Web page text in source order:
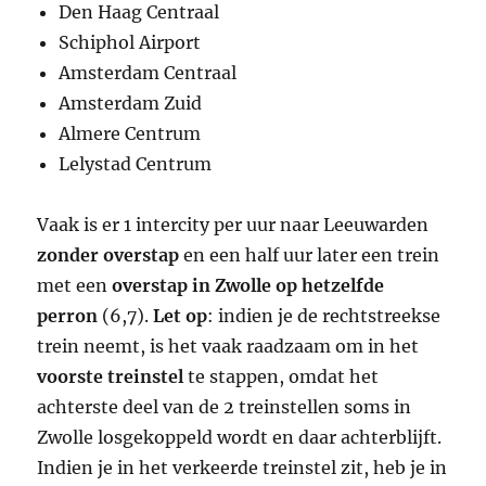
Den Haag Centraal
Schiphol Airport
Amsterdam Centraal
Amsterdam Zuid
Almere Centrum
Lelystad Centrum
Vaak is er 1 intercity per uur naar Leeuwarden
zonder overstap en een half uur later een trein
met eenoverstap in Zwolle op hetzelfde
perron (6,7).Let op: indien je de rechtstreekse
trein neemt, is het vaak raadzaam om in het
voorste treinstel te stappen, omdat het
achterste deel van de 2 treinstellen soms in
Zwolle losgekoppeld wordt en daar achterblijft.
Indien je in het verkeerde treinstel zit, heb je in